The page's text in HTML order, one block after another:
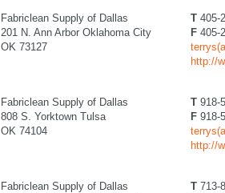
Fabriclean Supply of Dallas
201 N. Ann Arbor Oklahoma City
OK 73127
T 405-
F 405-
http://
Fabriclean Supply of Dallas
808 S. Yorktown Tulsa
OK 74104
T 918-
F 918-
http://
Fabriclean Supply of Dallas
T 713-